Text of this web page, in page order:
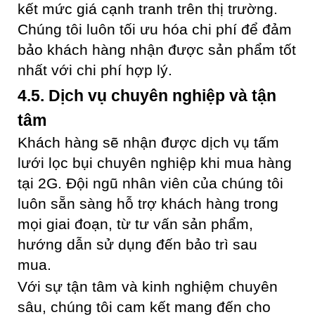
kết mức giá cạnh tranh trên thị trường.
Chúng tôi luôn tối ưu hóa chi phí để đảm
bảo khách hàng nhận được sản phẩm tốt
nhất với chi phí hợp lý.
4.5. Dịch vụ chuyên nghiệp và tận
tâm
Khách hàng sẽ nhận được dịch vụ tấm
lưới lọc bụi chuyên nghiệp khi mua hàng
tại 2G. Đội ngũ nhân viên của chúng tôi
luôn sẵn sàng hỗ trợ khách hàng trong
mọi giai đoạn, từ tư vấn sản phẩm,
hướng dẫn sử dụng đến bảo trì sau
mua.
Với sự tận tâm và kinh nghiệm chuyên
sâu, chúng tôi cam kết mang đến cho